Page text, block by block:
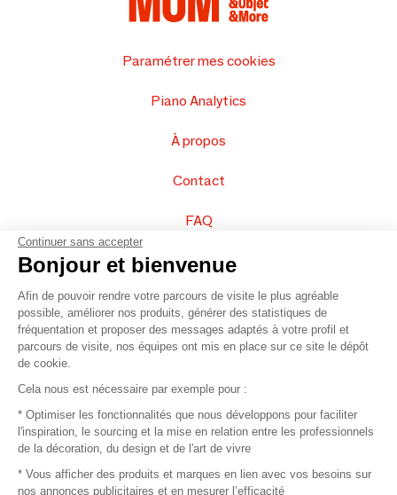
Paramétrer mes cookies
Piano Analytics
À propos
Contact
FAQ
Vendez vos produits
Plan du site
© 2016 –Organisation SAFI
Recrutement
Continuer sans accepter
Bonjour et bienvenue
Afin de pouvoir rendre votre parcours de visite le plus agréable
possible, améliorer nos produits, générer des statistiques de
fréquentation et proposer des messages adaptés à votre profil et
parcours de visite, nos équipes ont mis en place sur ce site le dépôt
de cookie.
Cela nous est nécessaire par exemple pour :
* Optimiser les fonctionnalités que nous développons pour faciliter
l'inspiration, le sourcing et la mise en relation entre les professionnels
de la décoration, du design et de l'art de vivre
* Vous afficher des produits et marques en lien avec vos besoins sur
nos annonces publicitaires et en mesurer l’efficacité